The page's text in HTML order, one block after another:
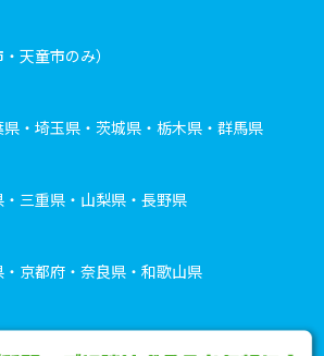
天童市のみ）
・埼玉県・茨城県・栃木県・群馬県
三重県・山梨県・長野県
京都府・奈良県・和歌山県